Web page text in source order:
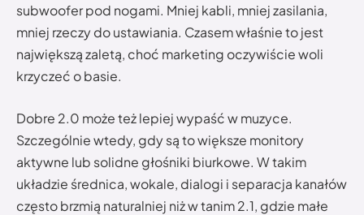
subwoofer pod nogami. Mniej kabli, mniej zasilania,
mniej rzeczy do ustawiania. Czasem właśnie to jest
największą zaletą, choć marketing oczywiście woli
krzyczeć o basie.
Dobre 2.0 może też lepiej wypaść w muzyce.
Szczególnie wtedy, gdy są to większe monitory
aktywne lub solidne głośniki biurkowe. W takim
układzie średnica, wokale, dialogi i separacja kanałów
często brzmią naturalniej niż w tanim 2.1, gdzie małe